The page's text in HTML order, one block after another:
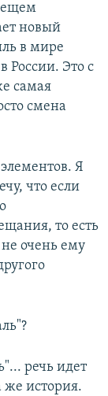
новый
в мире
России. Это с
самая
смена
Я
что если
то есть
очень ему
речь идет
же история.